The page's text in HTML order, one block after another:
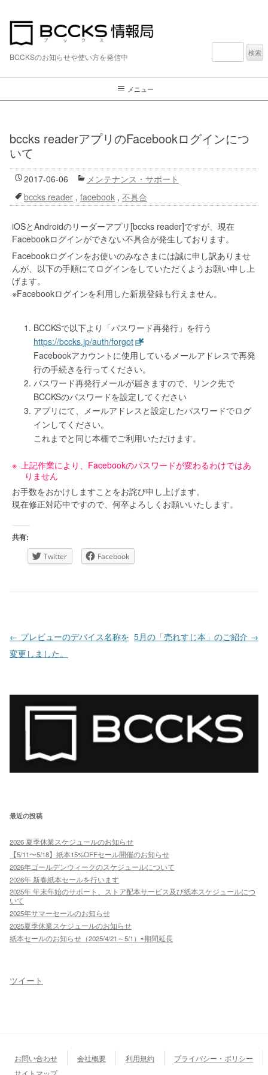
BCCKSのお知らせや使い方を発信中
検
メニュー
bccks readerアプリのFacebookログインにつ
いて
2017-06-06
メンテナンス・サポート
bccks reader , facebook , 不具合
iOSとAndroidのリーダーアプリ[bccks reader]ですが、現在
Facebookログインができない不具合が発生しております。
Facebookログインをお使いのみなさまには誠に申し訳ありませ
んが、以下の手順にてログインをしていただくようお願い申し上
げます。
※Facebookログインを利用した新規登録も行えません。
BCCKSで以下より「パスワード再発行」を行う
https://bccks.jp/auth/forgot
Facebookアカウントに使用しているメールアドレスで再発
行の手続きを行ってください。
パスワード再発行メールが届きますので、リンク先で
BCCKSのパスワードを設定してください
アプリにて、メールアドレスと設定したパスワードでログ
インしてください。
これまでと同じ本棚でご利用いただけます。
上記作業により、Facebookのパスワードが変わるわけではあ
りません
お手数をおかけしますことをお詫び申し上げます。
現在修正対応中ですので、何卒よろしくお願いいたします。
共有:
Twitter Facebook
投稿ナビゲーション
← プレビューのデバイス名称を
変更しました。
5月の「売れすじ本」のご紹介 →
最近の投稿
2026 夏季休業スケジュールのお知らせ
【5/11〜5/18】紙本15%OFFセール開催のお知らせ
2026年ゴールデンウィークのスケジュールについて
2026年 新春紙本セールを行います
2025年 年末年始のサポート、ストア配本サービス及び紙本スケジュールにつ
いて
2025年サマーセールのお知らせ
2025夏季休業スケジュールのお知らせ
紙本セールのお知らせ（2025/4/21～5/1）⇨期間延長
ツイート
お問い合わせ 会社概要 利用規約
プライバシー・ポリシー
サイトマップ